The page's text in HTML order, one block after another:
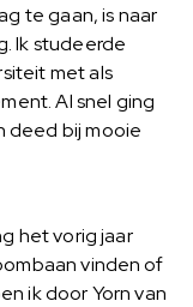
te gaan, is naar
Ik studeerde
met als
Al snel ging
deed bij mooie
het vorig jaar
vinden of
ik door Yorn van